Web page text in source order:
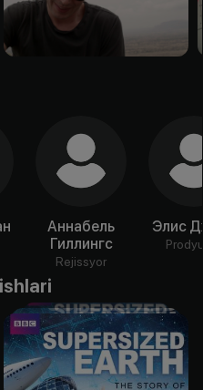
Аннабель
Гиллингс
Rejissyor
Элис